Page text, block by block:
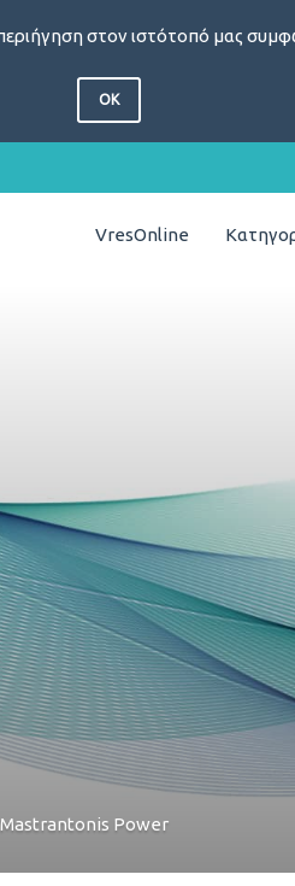
στον ιστότοπό μας
OK
VresOnline
Power